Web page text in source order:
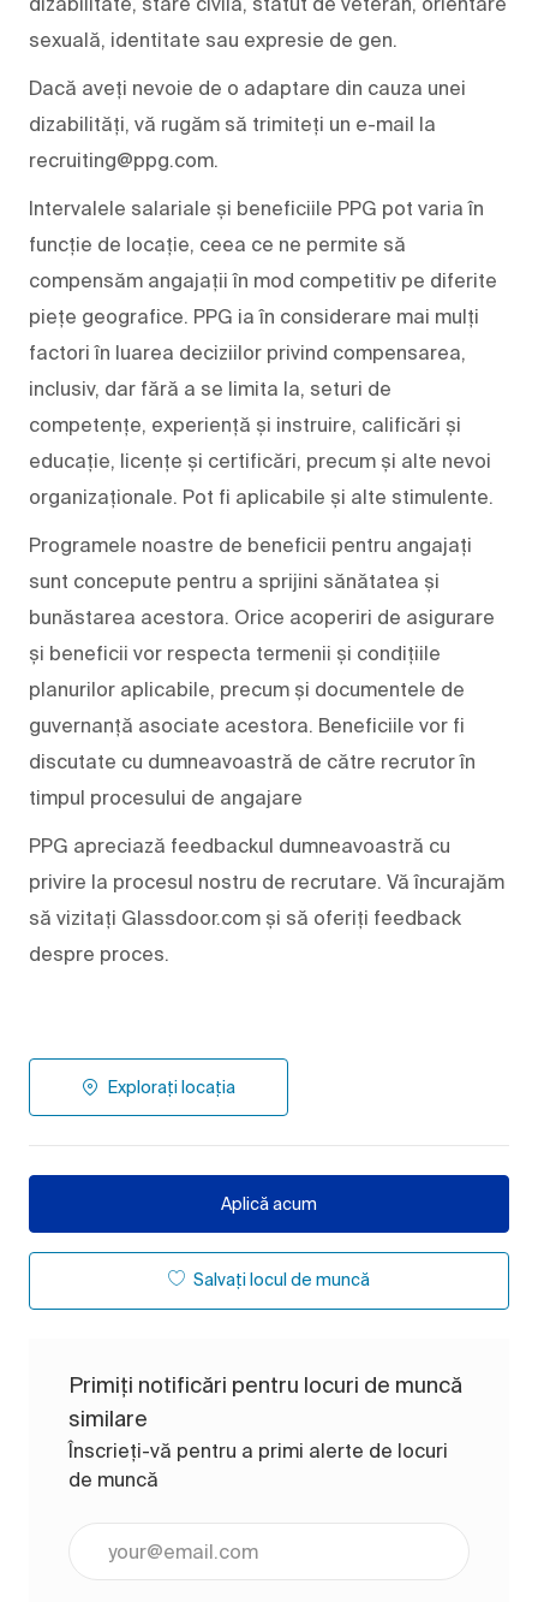
sexuală, identitate sau expresie de gen.
Dacă aveți nevoie de o adaptare din cauza unei
dizabilități, vă rugăm să trimiteți un e-mail la
recruiting@ppg.com.
Intervalele salariale și beneficiile PPG pot varia în
funcție de locație, ceea ce ne permite să
compensăm angajații în mod competitiv pe diferite
piețe geografice. PPG ia în considerare mai mulți
factori în luarea deciziilor privind compensarea,
inclusiv, dar fără a se limita la, seturi de
competențe, experiență și instruire, calificări și
educație, licențe și certificări, precum și alte nevoi
organizaționale. Pot fi aplicabile și alte stimulente.
Programele noastre de beneficii pentru angajați
sunt concepute pentru a sprijini sănătatea și
bunăstarea acestora. Orice acoperiri de asigurare
și beneficii vor respecta termenii și condițiile
planurilor aplicabile, precum și documentele de
guvernanță asociate acestora. Beneficiile vor fi
discutate cu dumneavoastră de către recrutor în
timpul procesului de angajare
PPG apreciază feedbackul dumneavoastră cu
privire la procesul nostru de recrutare. Vă încurajăm
să vizitați Glassdoor.com și să oferiți feedback
despre proces.
Explorați locația
Aplică acum
Salvați locul de muncă
Primiți notificări pentru locuri de muncă
similare
Înscrieți-vă pentru a primi alerte de locuri
de muncă